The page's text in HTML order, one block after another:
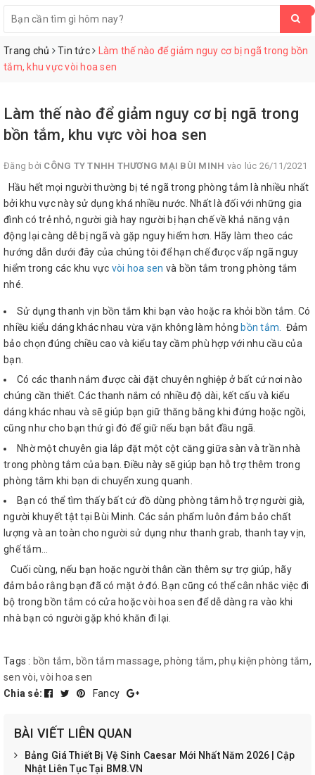
Trang chủ Tin tức
Làm thế nào để giảm nguy cơ bị ngã trong bồn
tắm, khu vực vòi hoa sen
Làm thế nào để giảm nguy cơ bị ngã trong
bồn tắm, khu vực vòi hoa sen
Đăng bởi CÔNG TY TNHH THƯƠNG MẠI BÙI MINH vào lúc 26/11/2021
Hầu hết mọi người thường bị té ngã trong phòng tắm là nhiều nhất
bởi khu vực này sử dụng khá nhiều nước. Nhất là đối với những gia
đình có trẻ nhỏ, người già hay người bị hạn chế về khả năng vận
động lại càng dễ bị ngã và gặp nguy hiểm hơn. Hãy làm theo các
hướng dẫn dưới đây của chúng tôi để hạn chế đưọc vấp ngã nguy
hiểm trong các khu vực vòi hoa sen và bồn tắm trong phòng tắm
nhé.
Sử dụng thanh vịn bồn tắm khi bạn vào hoặc ra khỏi bồn tắm. Có
nhiều kiểu dáng khác nhau vừa vặn không làm hỏngbồn tắm
Đảm
bảo chọn đúng chiều cao và kiểu tay cầm phù hợp với nhu cầu của
bạn.
Có các thanh nắm được cài đặt chuyên nghiệp ở bất cứ nơi nào
chúng cần thiết. Các thanh nắm có nhiều độ dài, kết cấu và kiểu
dáng khác nhau và sẽ giúp bạn giữ thăng bằng khi đứng hoặc ngồi,
cũng như cho bạn thứ gì đó để giữ nếu bạn bắt đầu ngã.
Nhờ một chuyên gia lắp đặt một cột căng giữa sàn và trần nhà
trong phòng tắm của bạn. Điều này sẽ giúp bạn hỗ trợ thêm trong
phòng tắm khi bạn di chuyển xung quanh.
Bạn có thể tìm thấy bất cứ đồ dùng phòng tắm hỗ trợ người già,
người khuyết tật tại Bùi Minh. Các sản phẩm luôn đảm bảo chất
lượng và an toàn cho người sử dụng như thanh grab, thanh tay vịn,
ghế tắm...
Cuối cùng, nếu bạn hoặc người thân cần thêm sự trợ giúp, hãy
đảm bảo rằng bạn đã có mặt ở đó. Bạn cũng có thể cân nhắc việc đi
bộ trong bồn tắm có cửa hoặc vòi hoa sen để dễ dàng ra vào khi
nhà bạn có người gặp khó khăn đi lại.
Tags : bồn tắm, bồn tắm massage,phòng tắm, phụ kiện phòng tắm,
sen vòi,vòi hoa sen
Chia sẻ:
Fancy
BÀI VIẾT LIÊN QUAN
Bảng Giá Thiết Bị Vệ Sinh Caesar Mới Nhất Năm 2026 | Cập
Nhật Liên Tục Tại BM8.VN